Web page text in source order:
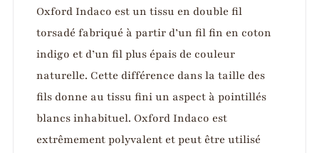
Oxford Indaco est un tissu en double fil
torsadé fabriqué à partir d’un fil fin en coton
indigo et d’un fil plus épais de couleur
naturelle. Cette différence dans la taille des
fils donne au tissu fini un aspect à pointillés
blancs inhabituel. Oxford Indaco est
extrêmement polyvalent et peut être utilisé